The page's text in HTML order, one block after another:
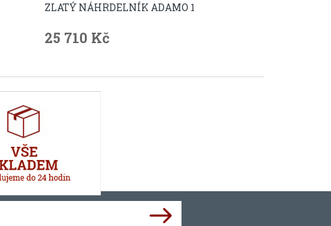
ZLATÝ NÁHRDELNÍK ADAMO 1
25 710 Kč